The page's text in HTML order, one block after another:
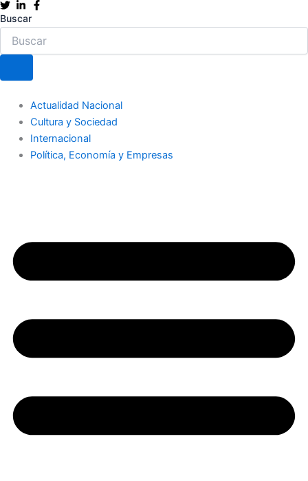
Ir
al
contenido
Buscar
Actualidad Nacional
Cultura y Sociedad
Internacional
Política, Economía y Empresas